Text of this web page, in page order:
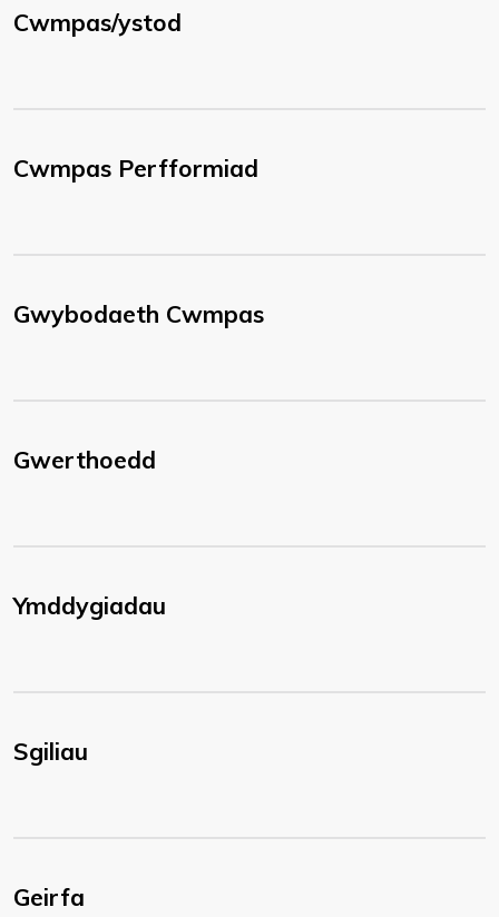
Cwmpas/ystod
Cwmpas Perfformiad
Gwybodaeth Cwmpas
Gwerthoedd
Ymddygiadau
Sgiliau
Geirfa